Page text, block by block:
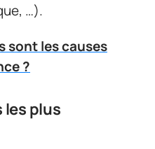
…).
sont les causes
?
les plus